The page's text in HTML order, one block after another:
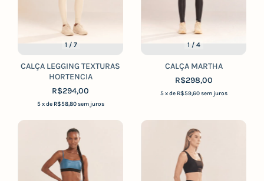
1 / 7
CALÇA LEGGING TEXTURAS
HORTENCIA
R$294,00
5 x de R$58,80 sem juros
1 / 4
CALÇA MARTHA
R$298,00
5 x de R$59,60 sem juros